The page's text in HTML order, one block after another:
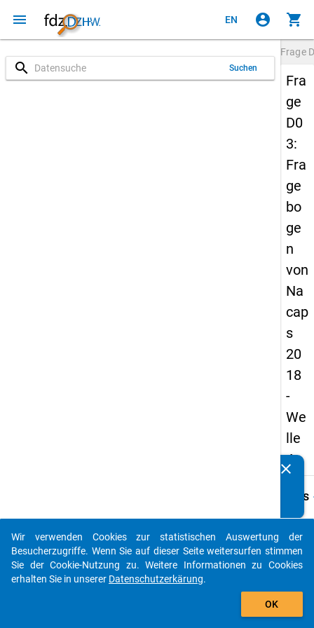
menu EN account_circle shopping_cart
search Suchen
Frage
Fra
ge
D0
3:
Fra
ge
bo
ge
n
von
Na
cap
s
20
18
-
We
lle
4
Details
D03
Wie
clear
auto_stories
add_shopping_cart
Wir verwenden Cookies zur statistischen Auswertung der
Besucherzugriffe. Wenn Sie auf dieser Seite weitersurfen stimmen
Sie der Cookie-Nutzung zu. Weitere Informationen zu Cookies
erhalten Sie in unserer Datenschutzerkärung.
OK